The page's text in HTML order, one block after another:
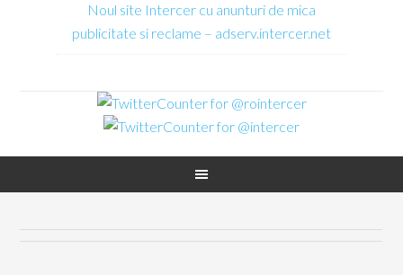
Noul site Intercer cu anunturi de mica
publicitate si reclame – adserv.intercer.net